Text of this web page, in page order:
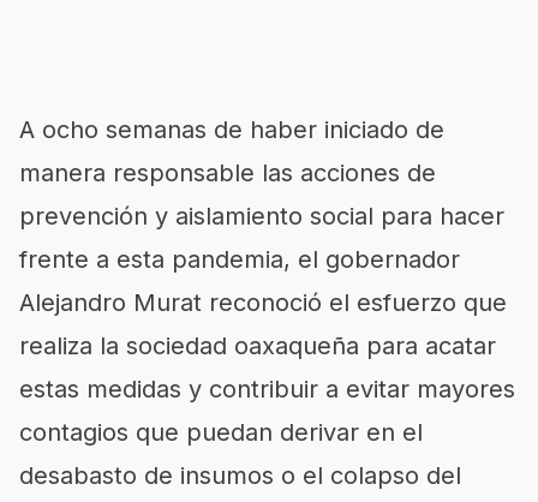
A ocho semanas de haber iniciado de
manera responsable las acciones de
prevención y aislamiento social para hacer
frente a esta pandemia, el gobernador
Alejandro Murat reconoció el esfuerzo que
realiza la sociedad oaxaqueña para acatar
estas medidas y contribuir a evitar mayores
contagios que puedan derivar en el
desabasto de insumos o el colapso del